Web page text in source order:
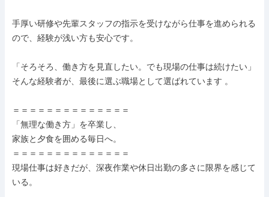
手厚い研修や先輩スタッフの指示を受けながら仕事を進められる
ので、経験が浅い方も安心です。
「そろそろ、働き方を見直したい。でも現場の仕事は続けたい」
そんな経験者が、最後に選ぶ職場として選ばれています 。
＝＝＝＝＝＝＝＝＝＝＝＝＝＝
「無理な働き方」を卒業し、
家族と夕食を囲める毎日へ。
＝＝＝＝＝＝＝＝＝＝＝＝＝＝
現場仕事は好きだが、深夜作業や休日出勤の多さに限界を感じて
いる。